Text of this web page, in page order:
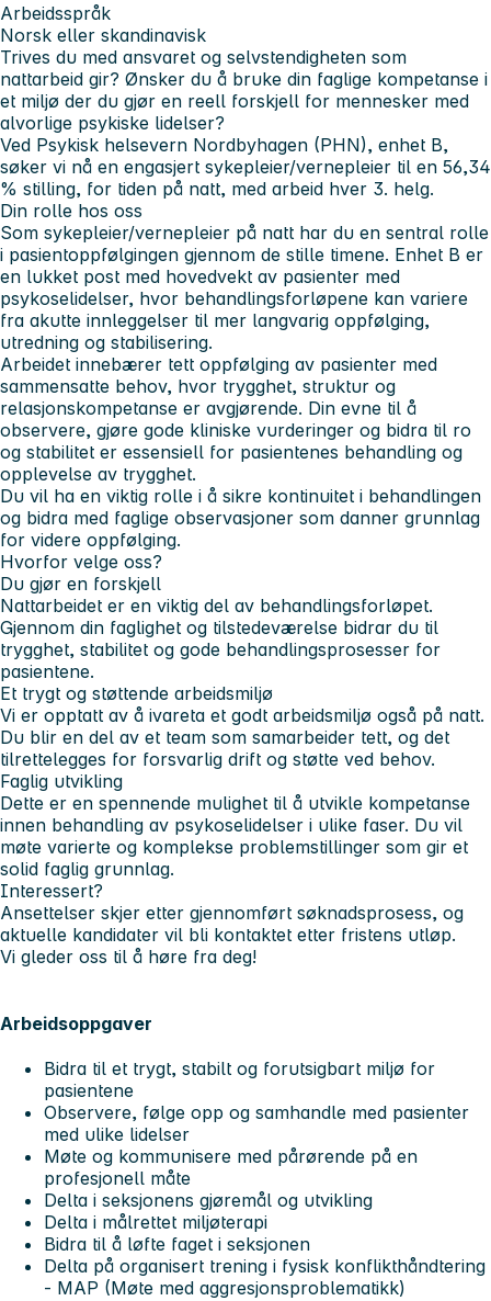
Arbeidsspråk
Norsk eller skandinavisk
Trives du med ansvaret og selvstendigheten som
nattarbeid gir? Ønsker du å bruke din faglige kompetanse i
et miljø der du gjør en reell forskjell for mennesker med
alvorlige psykiske lidelser?
Ved Psykisk helsevern Nordbyhagen (PHN), enhet B,
søker vi nå en engasjert sykepleier/vernepleier til en 56,34
% stilling, for tiden på natt, med arbeid hver 3. helg.
Din rolle hos oss
Som sykepleier/vernepleier på natt har du en sentral rolle
i pasientoppfølgingen gjennom de stille timene. Enhet B er
en lukket post med hovedvekt av pasienter med
psykoselidelser, hvor behandlingsforløpene kan variere
fra akutte innleggelser til mer langvarig oppfølging,
utredning og stabilisering.
Arbeidet innebærer tett oppfølging av pasienter med
sammensatte behov, hvor trygghet, struktur og
relasjonskompetanse er avgjørende. Din evne til å
observere, gjøre gode kliniske vurderinger og bidra til ro
og stabilitet er essensiell for pasientenes behandling og
opplevelse av trygghet.
Du vil ha en viktig rolle i å sikre kontinuitet i behandlingen
og bidra med faglige observasjoner som danner grunnlag
for videre oppfølging.
Hvorfor velge oss?
Du gjør en forskjell
Nattarbeidet er en viktig del av behandlingsforløpet.
Gjennom din faglighet og tilstedeværelse bidrar du til
trygghet, stabilitet og gode behandlingsprosesser for
pasientene.
Et trygt og støttende arbeidsmiljø
Vi er opptatt av å ivareta et godt arbeidsmiljø også på natt.
Du blir en del av et team som samarbeider tett, og det
tilrettelegges for forsvarlig drift og støtte ved behov.
Faglig utvikling
Dette er en spennende mulighet til å utvikle kompetanse
innen behandling av psykoselidelser i ulike faser. Du vil
møte varierte og komplekse problemstillinger som gir et
solid faglig grunnlag.
Interessert?
Ansettelser skjer etter gjennomført søknadsprosess, og
aktuelle kandidater vil bli kontaktet etter fristens utløp.
Vi gleder oss til å høre fra deg!
Arbeidsoppgaver
Bidra til et trygt, stabilt og forutsigbart miljø for
pasientene
Observere, følge opp og samhandle med pasienter
med ulike lidelser
Møte og kommunisere med pårørende på en
profesjonell måte
Delta i seksjonens gjøremål og utvikling
Delta i målrettet miljøterapi
Bidra til å løfte faget i seksjonen
Delta på organisert trening i fysisk konflikthåndtering
- MAP (Møte med aggresjonsproblematikk)